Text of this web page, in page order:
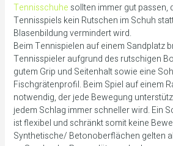
Tennisschuhe sollten immer gut passen,
Tennisspiels kein Rutschen im Schuh
Blasenbildung vermindert wird.
Beim Tennispielen auf einem Sandplatz
Tennisspieler aufgrund des rutschigen
gutem Grip und Seitenhalt sowie eine
Fischgrätenprofil. Beim Spiel auf einem
notwendig, der jede Bewegung
jedem Schlag immer schneller wird. Ein
ist flexibel und schränkt somit keine
Synthetische/ Betonoberflächen gelten